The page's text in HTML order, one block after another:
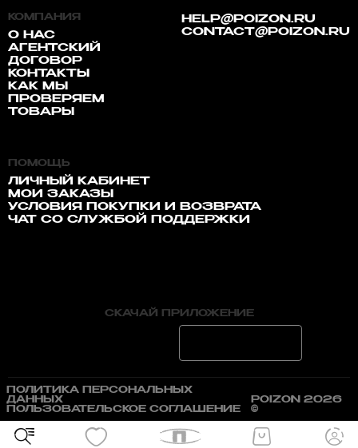
КОМПАНИЯ
О НАС
АГЕНТСКИЙ
ДОГОВОР
КОНТАКТЫ
КАК МЫ
ПРОВЕРЯЕМ
ТОВАРЫ
HELP@POIZON.RU
CONTACT@POIZON.RU
ПОМОЩЬ
ЛИЧНЫЙ КАБИНЕТ
МОИ ЗАКАЗЫ
УСЛОВИЯ ПОКУПКИ И ВОЗВРАТА
ЧАТ СО СЛУЖБОЙ ПОДДЕРЖКИ
СКАЧАЙ ПРИЛОЖЕНИЕ
ПОЛИТИКА ПЕРСОНАЛЬНЫХ
ДАННЫХ
ПОЛЬЗОВАТЕЛЬСКОЕ СОГЛАШЕНИЕ
POIZON 2026
©